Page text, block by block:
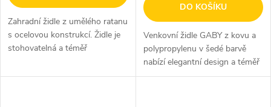
Zahradní židle z umělého ratanu
s ocelovou konstrukcí. Židle je
stohovatelná a téměř
DO KOŠÍKU
Venkovní židle GABY z kovu a
polypropylenu v šedé barvě
nabízí elegantní design a téměř
bezúdržbové materiály. Židle